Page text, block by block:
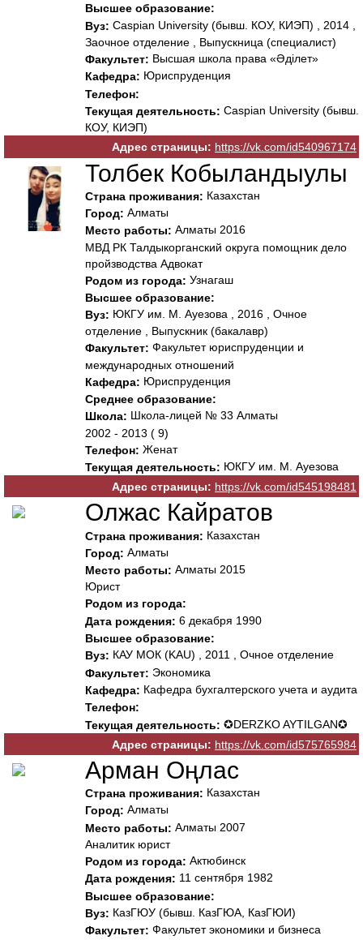
Высшее образование:
Вуз: Caspian University (бывш. КОУ, КИЭП) , 2014 ,
Заочное отделение , Выпускница (специалист)
Факультет: Высшая школа права «Әділет»
Кафедра: Юриспруденция
Телефон:
Текущая деятельность: Caspian University (бывш.
КОУ, КИЭП)
Адрес страницы: https://vk.com/id540967174
Толбек Кобыландыулы
Страна проживания: Казахстан
Город: Алматы
Место работы: Алматы 2016
МВД РК Талдыкорганский округа помощник дело
пройзводства Адвокат
Родом из города: Узнагаш
Высшее образование:
Вуз: ЮКГУ им. М. Ауезова , 2016 , Очное
отделение , Выпускник (бакалавр)
Факультет: Факультет юриспруденции и
международных отношений
Кафедра: Юриспруденция
Среднее образование:
Школа: Школа-лицей № 33 Алматы
2002 - 2013 ( 9)
Телефон: Женат
Текущая деятельность: ЮКГУ им. М. Ауезова
Адрес страницы: https://vk.com/id545198481
Олжас Кайратов
Страна проживания: Казахстан
Город: Алматы
Место работы: Алматы 2015
Юрист
Родом из города:
Дата рождения: 6 декабря 1990
Высшее образование:
Вуз: КАУ МОК (KAU) , 2011 , Очное отделение
Факультет: Экономика
Кафедра: Кафедра бухгалтерского учета и аудита
Телефон:
Текущая деятельность: ✪DERZKO AYTILGAN✪
Адрес страницы: https://vk.com/id575765984
Арман Оңлас
Страна проживания: Казахстан
Город: Алматы
Место работы: Алматы 2007
Аналитик юрист
Родом из города: Актюбинск
Дата рождения: 11 сентября 1982
Высшее образование:
Вуз: КазГЮУ (бывш. КазГЮА, КазГЮИ)
Факультет: Факультет экономики и бизнеса